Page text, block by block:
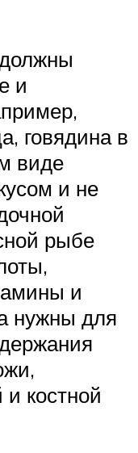
и
говядина в
виде
и не
рыбе
и
нужны для
костной